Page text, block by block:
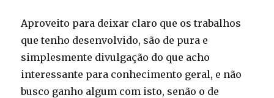
Aproveito para deixar claro que os trabalhos
que tenho desenvolvido, são de pura e
simplesmente divulgação do que acho
interessante para conhecimento geral, e não
busco ganho algum com isto, senão o de